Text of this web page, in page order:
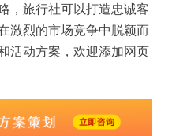
，旅行社可以打造忠诚客
激烈的市场竞争中脱颖而
活动方案，欢迎添加网页